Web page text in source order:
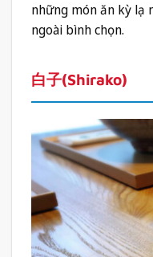
những món ăn kỳ lạ
ngoài bình chọn.
白子(Shirako)